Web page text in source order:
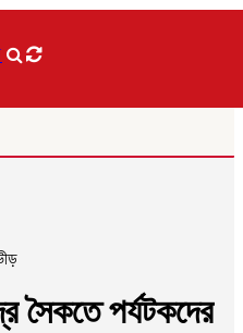
সৈকতে পর্যটকদের